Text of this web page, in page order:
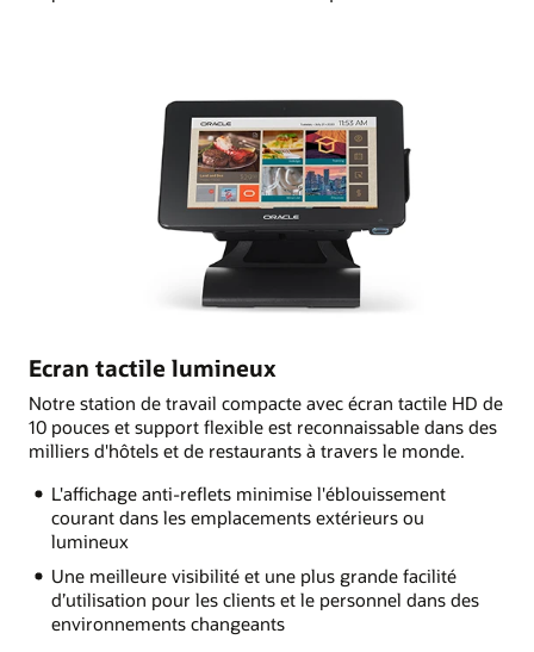
Ecran tactile lumineux
Notre station de travail compacte avec écran tactile HD de
10 pouces et support flexible est reconnaissable dans des
milliers d'hôtels et de restaurants à travers le monde.
L'affichage anti-reflets minimise l'éblouissement
courant dans les emplacements extérieurs ou
lumineux
Une meilleure visibilité et une plus grande facilité
d’utilisation pour les clients et le personnel dans des
environnements changeants